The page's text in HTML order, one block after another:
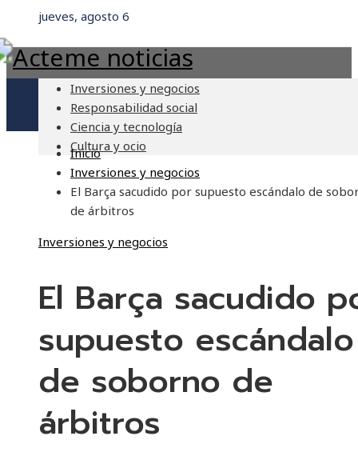
jueves, agosto 6
Inversiones y negocios
Responsabilidad social
Ciencia y tecnología
Cultura y ocio
Inicio
Inversiones y negocios
El Barça sacudido por supuesto escándalo de
de árbitros
Inversiones y negocios
El Barça sacudido
supuesto escándalo
de soborno de
árbitros